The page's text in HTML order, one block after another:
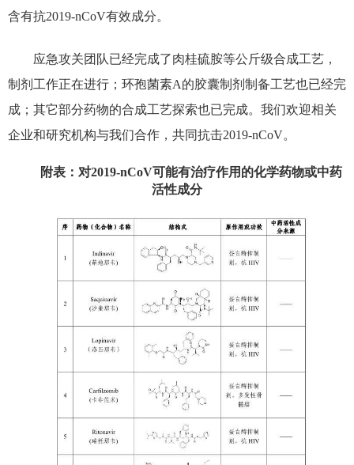
含有抗2019-nCoV有效成分。
应急攻关团队已经完成了肉桂硫胺等公斤级合成工艺，
制剂工作正在进行；环孢菌素A的胶囊制剂制备工艺也已经完
成；其它部分药物的合成工艺探索也已完成。我们欢迎相关
企业和研究机构与我们合作，共同抗击2019-nCoV。
附表：对2019-nCoV可能有治疗作用的化学药物或中药
活性成分